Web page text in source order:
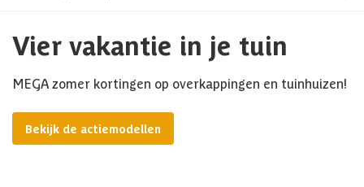
Vier vakantie in je tuin
MEGA zomer kortingen op overkappingen en tuinhuizen!
Bekijk de actiemodellen